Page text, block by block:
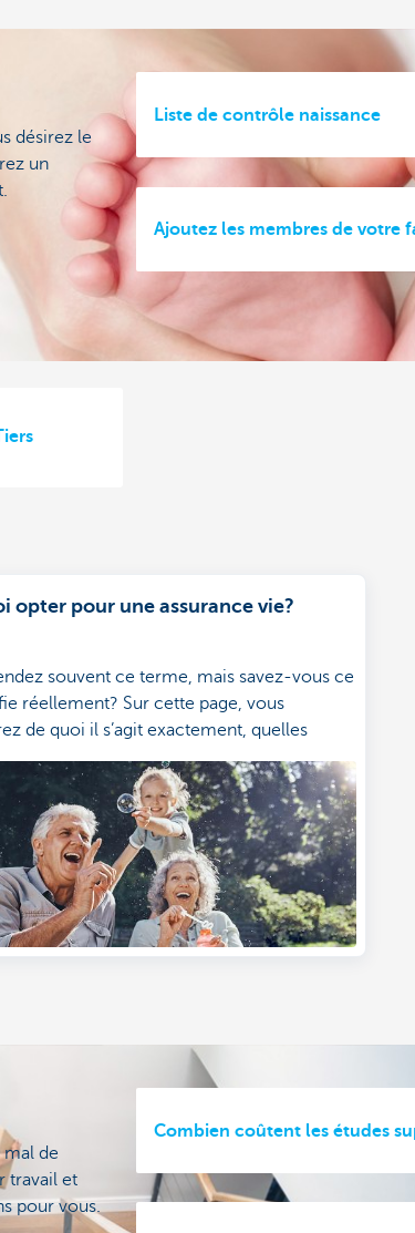
désirez le
un
Liste de contrôle naissance
Ajoutez les membres de votre
opter pour une assurance vie?
souvent ce terme, mais savez-vous ce
réellement? Sur cette page, vous
de quoi il s’agit exactement, quelles
à vous et quand elles sont
pour vous ou votre famille. Vous n’aurez
mal à faire le bon choix.
mal de
travail et
pour vous.
Combien coûtent les études